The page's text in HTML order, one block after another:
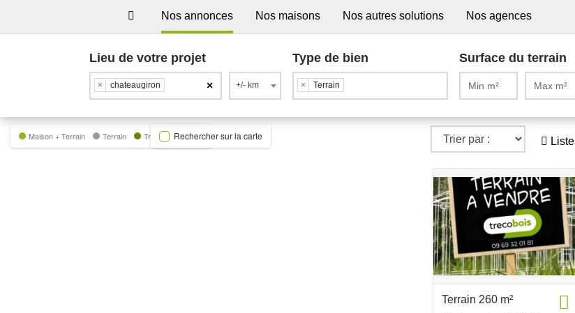
Nos annonces Nos maisons Nos autres solutions Nos agences
Lieu de votre projet
×
× chateaugiron +/- km
Type de bien
× Terrain
Surface du terrain
Liste
Maison + Terrain Terrain Trecobat GreenRechercher sur la carte
Terrain 260 m²